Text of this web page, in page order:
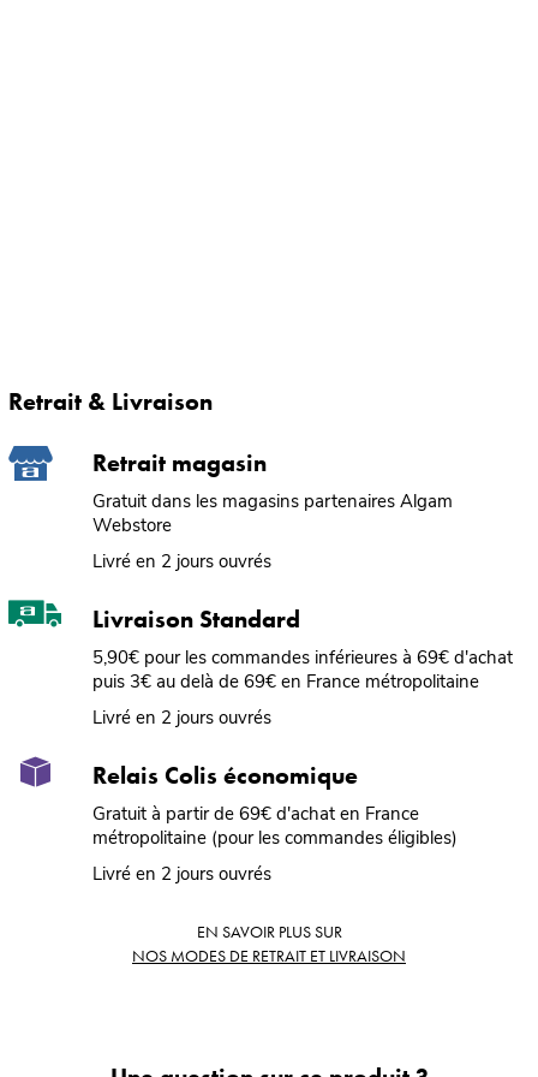
Retrait & Livraison
Retrait magasin
Gratuit dans les magasins partenaires Algam
Webstore
Livré en 2 jours ouvrés
Livraison Standard
5,90€ pour les commandes inférieures à 69€ d'achat
puis 3€ au delà de 69€ en France métropolitaine
Livré en 2 jours ouvrés
Relais Colis économique
Gratuit à partir de 69€ d'achat en France
métropolitaine (pour les commandes éligibles)
Livré en 2 jours ouvrés
EN SAVOIR PLUS SUR
NOS MODES DE RETRAIT ET LIVRAISON